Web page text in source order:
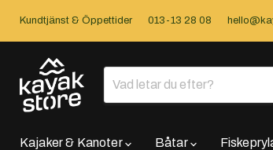
Kundtjänst & Öppettider 013-13 28 08
Kajaker & Kanoter Båtar